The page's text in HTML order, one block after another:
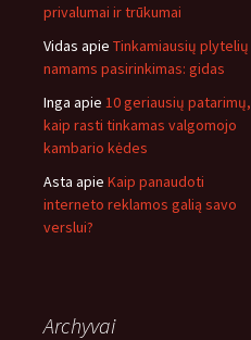
privalumai ir trūkumai
Vidas apie Tinkamiausių plytelių
namams pasirinkimas: gidas
Inga apie 10 geriausių patarimų,
kaip rasti tinkamas valgomojo
kambario kėdes
Asta apie Kaip panaudoti
interneto reklamos galią savo
verslui?
Archyvai